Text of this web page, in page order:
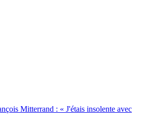
Mitterrand : « J'étais insolente avec